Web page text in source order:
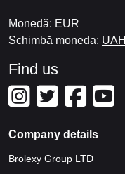
Monedă: EUR
Schimbă moneda: UAH
Find us
Company details
Brolexy Group LTD